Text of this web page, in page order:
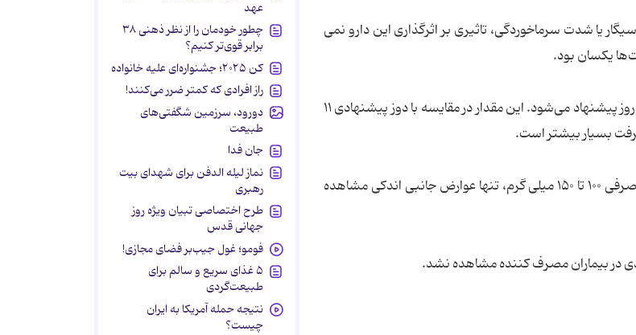
یا شدت سرماخوردگی، تاثیری بر اثرگذاری این دارو نمی
یکسان بود.
برای درمان سرماخوردگی مصرف دوز ۸۰ تا ۹۲ میلی گرم از این قرص در روز پیشنهاد می‌شود. این مقدار در مقایسه با دوز پیشنهادی ۱۱
در دیگر مطالعات انجام شده که ربطی به سرماخوردگی ندارد، در دوز مصرفی ۱۰۰ تا ۱۵۰ میلی گرم، تنها عوارض جانبی اندکی مشاهده
عهد
چطور خودمان را از نظر ذهنی ۳۸
برابر قوی‌تر کنیم؟
کن ۲۰۲۵؛ جشنواره‌ای علیه خانواده
راز افرادی که کمتر ضرر می‌کنند!
دورود، سرزمین شگفتی‌های
طبیعت
جان فدا
نماز لیله الدفن برای شهدای بیت
رهبری
طرح اختصاصی تبیان ویژه روز
جهانی قدس
فومو؛ غول جیب‌بر فضای مجازی!
۵ غذای سریع و سالم برای
طبیعت‌گردی
نتیجه حمله آمریکا به ایران
چیست؟